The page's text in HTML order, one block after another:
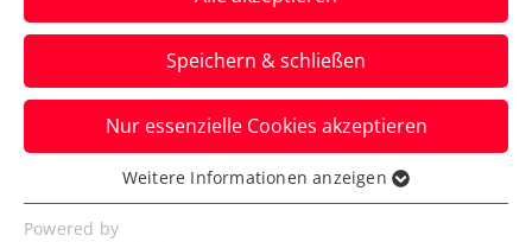
Damen am Samstag um
Platz 1
Österreichs Nationalteam schlägt in
Oeiras zum Start der zweiten
Gruppenphase auch Serbien.
Speichern & schließen
Nur essenzielle Cookies akzeptieren
Essenziell
Essenzielle Cookies werden für grundlegende
Weitere Informationen anzeigen
Powered by